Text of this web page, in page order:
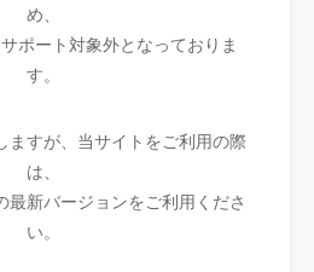
め、
ポート対象外となっておりま
す。
ますが、当サイトをご利用の際
は、
最新バージョンをご利用くださ
い。